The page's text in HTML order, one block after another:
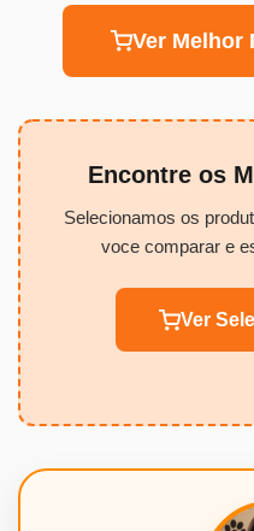
Ver Melhor
Encontre os
Selecionamos os
voce comparar e
Ver